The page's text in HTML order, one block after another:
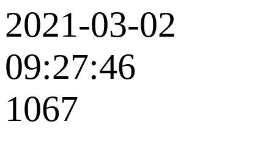
2021-03-02
09:27:46
1067